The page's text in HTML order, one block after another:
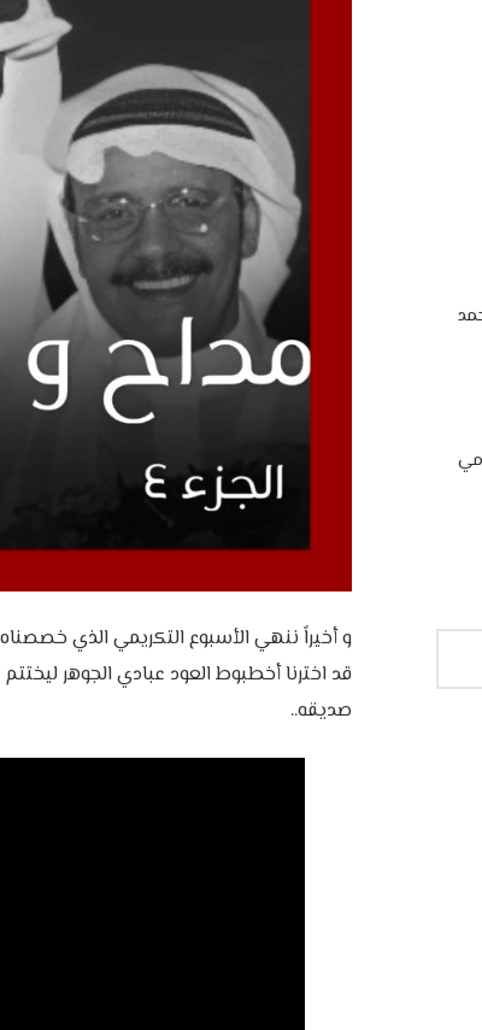
و أخيراً ننهي الأسبوع التكريمي الذي
قد اخترنا أخطبوط العود عبادي الجوهر
صديقه..